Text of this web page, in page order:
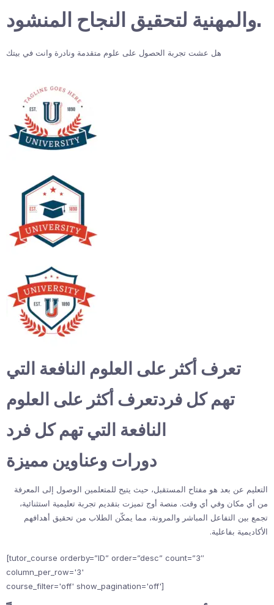
والمهنية لتحقيق النجاح المنشود.
هل عشت تجربة الحصول على علوم متقدمة ونادرة وانت في بيتك
تعرف أكثر على العلوم النافعة التي
تهم كل فردتعرف أكثر على العلوم
النافعة التي تهم كل فرد
دورات وعناوين مميزة
التعليم عن بعد هو مفتاح المستقبل، حيث يتيح للمتعلمين الوصول إلى المعرفة
من أي مكان وفي أي وقت. منصة أوج تميزت بتقديم تجربة تعليمية استثنائية،
تجمع بين التفاعل المباشر والمرونة، مما يمكّن الطلاب من تحقيق أهدافهم
الأكاديمية بفاعلية.
[tutor_course orderby=”ID” order=”desc” count=”3″
column_per_row='3'
course_filter='off' show_pagination='off']